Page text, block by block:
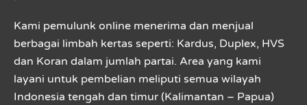
Kami pemulunk online menerima dan menjual
berbagai limbah kertas seperti: Kardus, Duplex, HVS
dan Koran dalam jumlah partai. Area yang kami
layani untuk pembelian meliputi semua wilayah
Indonesia tengah dan timur (Kalimantan – Papua)